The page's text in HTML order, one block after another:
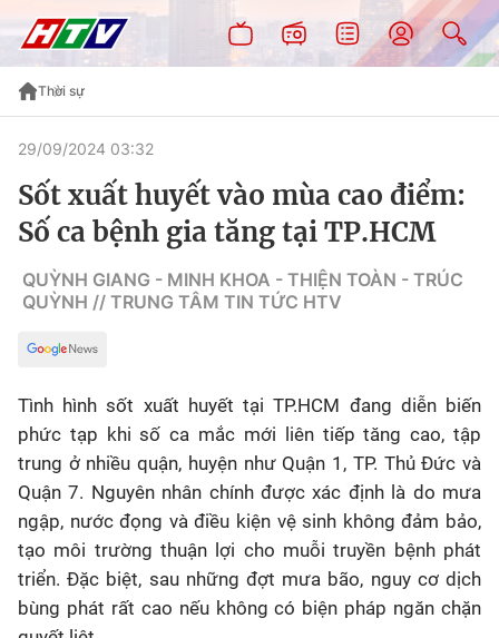
Thời sự
29/09/2024 03:32
Sốt xuất huyết vào mùa cao điểm:
Số ca bệnh gia tăng tại TP.HCM
QUỲNH GIANG - MINH KHOA - THIỆN TOÀN - TRÚC
QUỲNH // TRUNG TÂM TIN TỨC HTV
Tình hình sốt xuất huyết tại TP.HCM đang diễn biến
phức tạp khi số ca mắc mới liên tiếp tăng cao, tập
trung ở nhiều quận, huyện như Quận 1, TP. Thủ Đức và
Quận 7. Nguyên nhân chính được xác định là do mưa
ngập, nước đọng và điều kiện vệ sinh không đảm bảo,
tạo môi trường thuận lợi cho muỗi truyền bệnh phát
triển. Đặc biệt, sau những đợt mưa bão, nguy cơ dịch
bùng phát rất cao nếu không có biện pháp ngăn chặn